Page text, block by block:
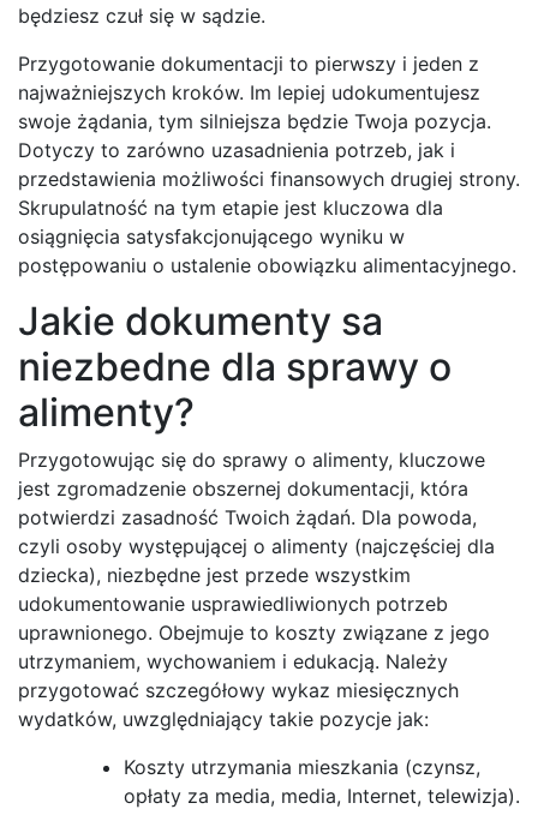
będziesz czuł się w sądzie.
Przygotowanie dokumentacji to pierwszy i jeden z
najważniejszych kroków. Im lepiej udokumentujesz
swoje żądania, tym silniejsza będzie Twoja pozycja.
Dotyczy to zarówno uzasadnienia potrzeb, jak i
przedstawienia możliwości finansowych drugiej strony.
Skrupulatność na tym etapie jest kluczowa dla
osiągnięcia satysfakcjonującego wyniku w
postępowaniu o ustalenie obowiązku alimentacyjnego.
Jakie dokumenty sa
niezbedne dla sprawy o
alimenty?
Przygotowując się do sprawy o alimenty, kluczowe
jest zgromadzenie obszernej dokumentacji, która
potwierdzi zasadność Twoich żądań. Dla powoda,
czyli osoby występującej o alimenty (najczęściej dla
dziecka), niezbędne jest przede wszystkim
udokumentowanie usprawiedliwionych potrzeb
uprawnionego. Obejmuje to koszty związane z jego
utrzymaniem, wychowaniem i edukacją. Należy
przygotować szczegółowy wykaz miesięcznych
wydatków, uwzględniający takie pozycje jak:
Koszty utrzymania mieszkania (czynsz,
opłaty za media, media, Internet, telewizja).